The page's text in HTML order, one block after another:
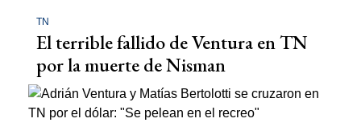
TN
El terrible fallido de Ventura en TN
por la muerte de Nisman